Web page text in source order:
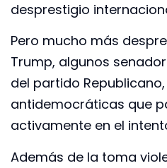
desprestigio
Pero mucho más
Trump, algunos
del partido
antidemocráticas que
activamente en el
Además de la toma